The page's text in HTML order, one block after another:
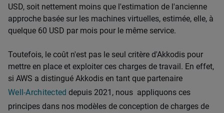
USD, soit nettement moins que l'estimation de l'ancienne
approche basée sur les machines virtuelles, estimée, elle, à
quelque 60 USD par mois pour le même service.
Toutefois, le coût n'est pas le seul critère d'Akkodis pour
mettre en place et exploiter ces charges de travail. En effet,
si AWS a distingué Akkodis en tant que partenaire
Well-Architected depuis 2021, nous appliquons ces
principes dans nos modèles de conception de charges de